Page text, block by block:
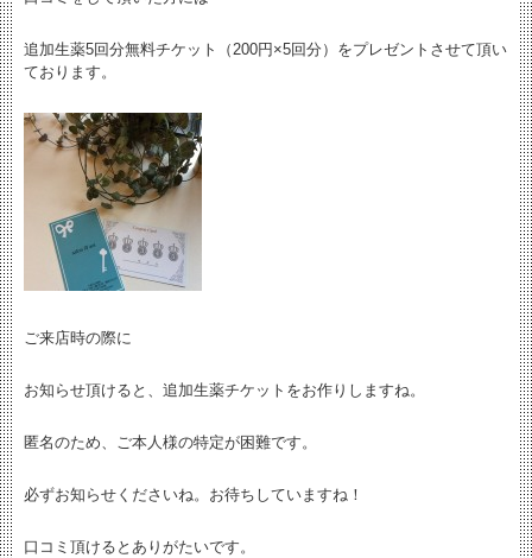
追加生薬5回分無料チケット（200円×5回分）をプレゼントさせて頂い
ております。
ご来店時の際に
お知らせ頂けると、追加生薬チケットをお作りしますね。
匿名のため、ご本人様の特定が困難です。
必ずお知らせくださいね。お待ちしていますね！
口コミ頂けるとありがたいです。